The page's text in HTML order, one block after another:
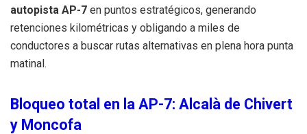
autopista AP-7 en puntos estratégicos, generando
retenciones kilométricas y obligando a miles de
conductores a buscar rutas alternativas en plena hora punta
matinal.
Bloqueo total en la AP-7: Alcalà de Chivert
y Moncofa